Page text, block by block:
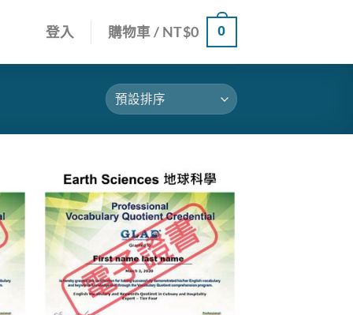
登入 購物車 / NT$0 0